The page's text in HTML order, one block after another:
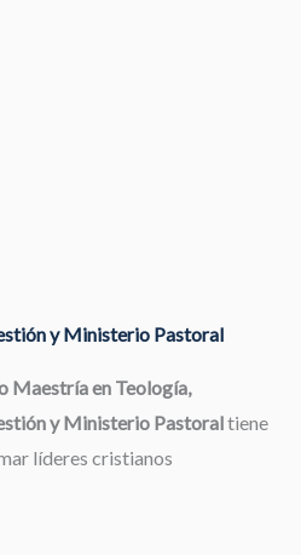
y Ministerio Pastoral
Maestría en Teología,
y Ministerio Pastoraltiene
líderes cristianos